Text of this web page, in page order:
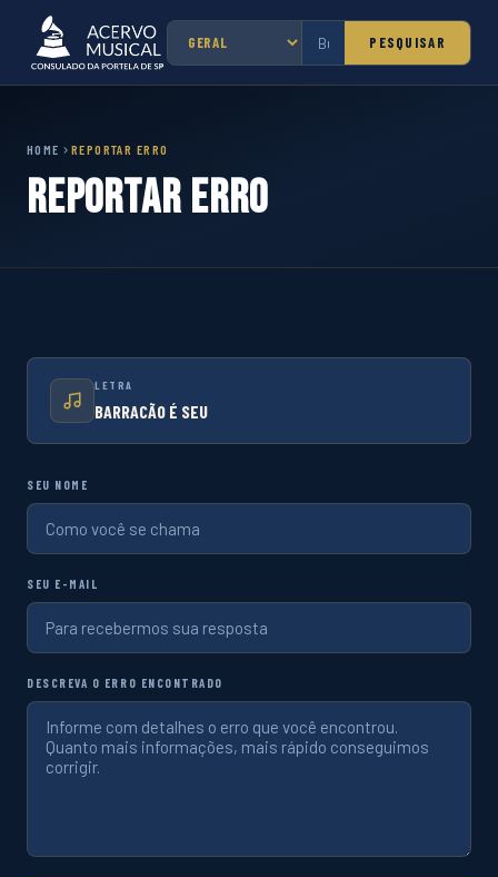
PESQUISAR
HOME REPORTAR ERRO
Reportar Erro
LETRA
BARRACÃO É SEU
SEU NOME
SEU E-MAIL
DESCREVA O ERRO ENCONTRADO